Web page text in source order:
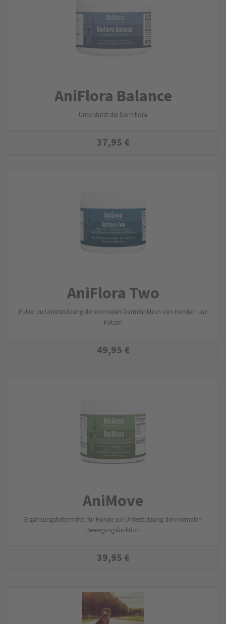
AniFlora Balance
Unterstützt die Darmflora
37,95 €
AniFlora Two
Pulver zu Unterstützung der normalen Darmfunktion von Hunden und
Katzen
49,95 €
AniMove
Ergänzungsfuttermittel für Hunde zur Unterstützung der normalen
Bewegungsfunktion
39,95 €